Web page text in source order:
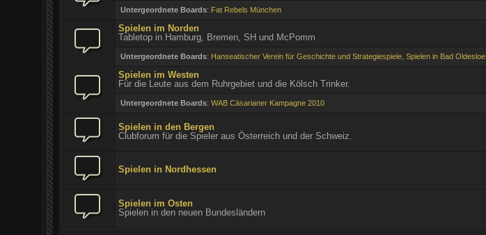
Untergeordnete Boards: Fat Rebels München
Spielen im Norden
Tabletop in Hamburg, Bremen, SH und McPomm
Untergeordnete Boards: Hanseatischer Verein für Geschichte und Strategiespiele, Spielen in Bad Oldesloe,
Spielen im Westen
Für die Leute aus dem Ruhrgebiet und die Kölsch Trinker.
Untergeordnete Boards: WAB Cäsarianer Kampagne 2010
Spielen in den Bergen
Clubforum für die Spieler aus Österreich und der Schweiz.
Spielen in Nordhessen
Spielen im Osten
Spielen in den neuen Bundesländern